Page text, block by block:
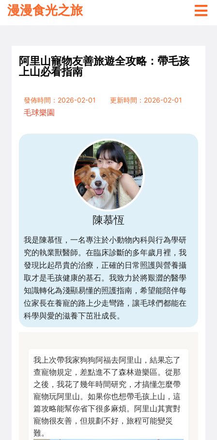
漫漫食光之旅
阿里山寵物友善旅遊全攻略：帶毛孩
上山必看指南
發佈時間：2026-02-01
更新時間：2026-02-01
毛球樂園
陳慕恆
我是陳慕恆，一名專注於小動物內科與行為學研
究的執業獸醫師。在臨床診斷的多年歲月裡，我
發現比起昂貴的治療，正確的日常照護與營養攝
取才是毛孩健康的基石。我致力於將艱澀的醫學
知識轉化為淺顯易懂的照護指南，希望能陪伴每
位家長在養寵的路上少走彎路，讓毛球們都能在
科學與愛的滋養下茁壯成長。
我上次帶我家狗狗阿福去阿里山，結果忘了
查寵物規定，差點進不了森林遊樂區。從那
之後，我花了幾年時間研究，才搞懂怎麼帶
寵物玩阿里山。如果你也想帶毛孩上山，這
篇攻略能幫你省下很多麻煩。阿里山其實對
寵物很友善，但規劃不好，旅程可能變災
難。